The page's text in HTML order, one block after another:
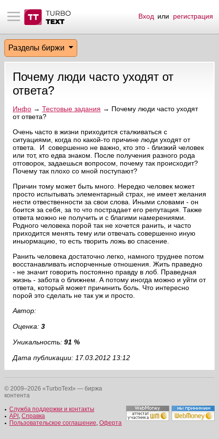
материалы
биржи
пользователи
эфир
на сайте
пользователей
сообщения
по форуму
Вход или регистрация
Разделы биржи
Почему люди часто уходят от
ответа?
Инфо→ Тестовые задания → Почему люди часто уходят
от ответа?
Очень часто в жизни приходится сталкиваться с
ситуациями, когда по какой-то причине люди уходят от
ответа. И совершенно не важно, кто это - близкий человек
или тот, кто едва знаком. После получения разного рода
отговорок, задаешься вопросом, почему так происходит?
Почему так плохо со мной поступают?
Причин тому может быть много. Нередко человек может
просто испытывать элементарный страх, не имеет желания
нести отвественности за свои слова. Иными словами - он
боится за себя, за то что пострадает его репутация. Также
ответа можно не получить и с благими намерениями.
Родного человека порой так не хочется ранить, и часто
приходится менять тему или отвечать совершенно иную
иныормацию, то есть творить ложь во спасение.
Ранить человека достаточно легко, намного труднее потом
восстанавливать испорченные отношения. Жить праведно
- не значит говорить постоянно правду в лоб. Праведная
жизнь - забота о ближнем. А потому иногда можно и уйти от
ответа, который может причинить боль. Что интересно
порой это сделать не так уж и просто.
Автор:
Оценка: 3
Уникальность: 91 %
Дата публикации: 17.03.2012 13:12
© 2009–2026 «TurboText» — биржа
контента
Служба поддержки и контакты
API , Справка
Пользовательское соглашение, Оферта